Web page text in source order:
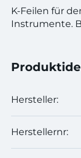
K-Feilen für
Instrumente.
Hersteller:
Herstellernr: